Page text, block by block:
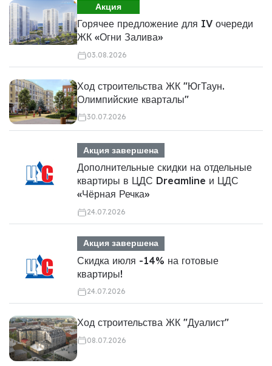
Акция
Горячее предложение для IV очереди
ЖК «Огни Залива»
03.08.2026
Ход строительства ЖК "ЮгТаун.
Олимпийские кварталы"
30.07.2026
Акция завершена
Дополнительные скидки на отдельные
квартиры в ЦДС Dreamline и ЦДС
«Чёрная Речка»
24.07.2026
Акция завершена
Скидка июля -14% на готовые
квартиры!
24.07.2026
Ход строительства ЖК "Дуалист"
08.07.2026